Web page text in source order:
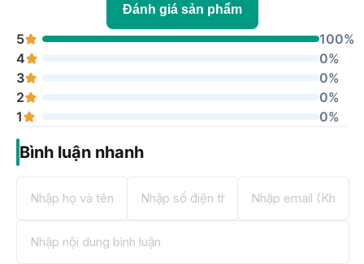
Đánh giá sản phẩm
5
100%
4
0%
3
0%
2
0%
1
0%
Bình luận nhanh